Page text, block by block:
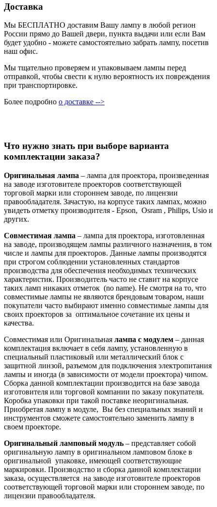
Доставка
Мы БЕСПЛАТНО доставим Вашу лампу в любой регион
России прямо до Вашей двери, пункта выдачи или если Вам
будет удобно - можете самостоятельно забрать лампу, посетив
наш офис.
Мы тщательно проверяем и упаковываем лампы перед
отправкой, чтобы свести к нулю вероятность их повреждения
при транспортировке.
Более подробно о доставке -->
Что нужно знать при выборе варианта
комплектации заказа?
Оригинальная лампа – лампа для проектора, произведенная
на заводе изготовителе проекторов соответствующей
торговой марки или стороннем заводе, по лицензии
правообладателя. Зачастую, на корпусе таких лампах, можно
увидеть отметку производителя - Epson, Osram , Philips, Usio и
других.
Совместимая лампа – лампа для проектора, изготовленная
на заводе, производящем лампы различного назначения, в том
числе и лампы для проекторов. Данные лампы производятся
при строгом соблюдении установленных стандартов
производства для обеспечения необходимых технических
характеристик. Производитель часто не ставит на корпусе
таких ламп никаких отметок (no name). Не смотря на то, что
совместимые лампы не являются брендовым товаром, наши
покупатели часто выбирают именно совместимые лампы для
своих проекторов за оптимальное сочетание их цены и
качества.
Совместимая или Оригинальная лампа с модулем – данная
комплектация включает в себя лампу, установленную в
специальный пластиковый или металлический блок с
защитной линзой, разъемом для подключения электропитания
лампы и иногда (в зависимости от модели проектора) чипом.
Сборка данной комплектации производится на базе завода
изготовителя или торговой компании по заказу покупателя.
Коробка упаковки при такой поставке неоригинальная.
Приобретая лампу в модуле, Вы без специальных знаний и
инструментов сможете самостоятельно заменить лампу в
своем проекторе.
Оригинальный ламповый модуль – представляет собой
оригинальную лампу в оригинальном ламповом блоке в
оригинальной упаковке, имеющей соответствующие
маркировки. Производство и сборка данной комплектации
заказа, осуществляется на заводе изготовителе проекторов
соответствующей торговой марки или стороннем заводе, по
лицензии правообладателя.